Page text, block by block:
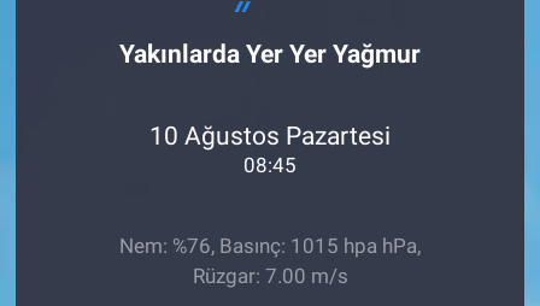
Yakınlarda Yer Yer Yağmur
10 Ağustos Pazartesi
08:45
Nem: %76, Basınç: 1015 hpa hPa,
Rüzgar: 7.00 m/s